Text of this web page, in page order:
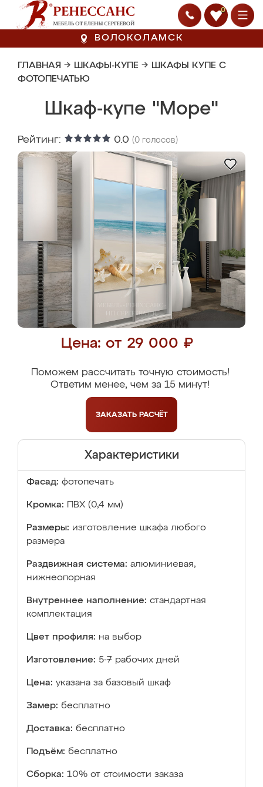
0
ВОЛОКОЛАМСК
ГЛАВНАЯ → ШКАФЫ-КУПЕ → ШКАФЫ КУПЕ С
ФОТОПЕЧАТЬЮ
Шкаф-купе "Море"
Рейтинг: 0.0 (0 голосов)
Цена: от 29 000 ₽
Поможем рассчитать точную стоимость!
Ответим менее, чем за 15 минут!
ЗАКАЗАТЬ РАСЧЁТ
Характеристики
Фасад: фотопечать
Кромка: ПВХ (0,4 мм)
Размеры: изготовление шкафа любого
размера
Раздвижная система: алюминиевая,
нижнеопорная
Внутреннее наполнение: стандартная
комплектация
Цвет профиля: на выбор
Изготовление: 5-7 рабочих дней
Цена: указана за базовый шкаф
Замер: бесплатно
Доставка: бесплатно
Подъём: бесплатно
Сборка: 10% от стоимости заказа